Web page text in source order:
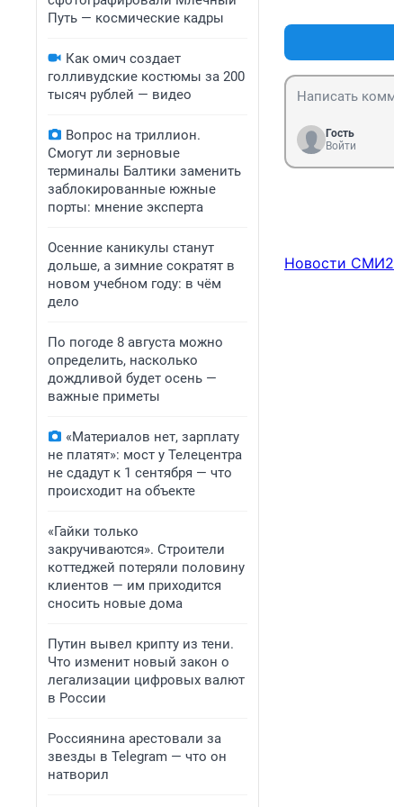
Путь — космические кадры
Как омич создает
голливудские костюмы за 200
тысяч рублей — видео
Вопрос на триллион.
Смогут ли зерновые
терминалы Балтики заменить
заблокированные южные
порты: мнение эксперта
Осенние каникулы станут
дольше, а зимние сократят в
новом учебном году: в чём
дело
По погоде 8 августа можно
определить, насколько
дождливой будет осень —
важные приметы
«Материалов нет, зарплату
не платят»: мост у Телецентра
не сдадут к 1 сентября — что
происходит на объекте
«Гайки только
закручиваются». Строители
коттеджей потеряли половину
клиентов — им приходится
сносить новые дома
Путин вывел крипту из тени.
Что изменит новый закон о
легализации цифровых валют
в России
Россиянина арестовали за
звезды в Telegram — что он
натворил
Гость
Войти
Новости СМИ2